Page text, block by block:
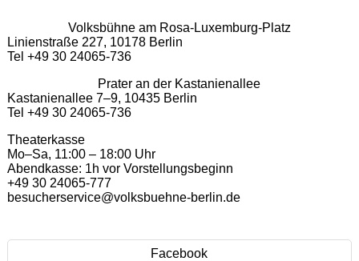
Volksbühne am Rosa-Luxemburg-Platz
Linienstraße 227, 10178 Berlin
Tel +49 30 24065-736
Prater an der Kastanienallee
Kastanienallee 7–9, 10435 Berlin
Tel +49 30 24065-736
Theaterkasse
Mo–Sa, 11:00 – 18:00 Uhr
Abendkasse: 1h vor Vorstellungsbeginn
+49 30 24065-777
besucherservice@volksbuehne-berlin.de
Facebook